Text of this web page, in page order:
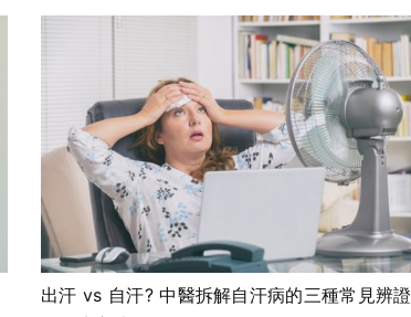
出汗 vs 自汗? 中醫拆解自汗病的三種常見辨證